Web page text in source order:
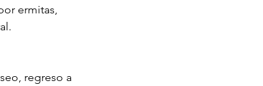
ermitas,
regreso a